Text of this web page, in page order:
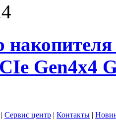
Gen4х4
| Сервис центр | Контакты |